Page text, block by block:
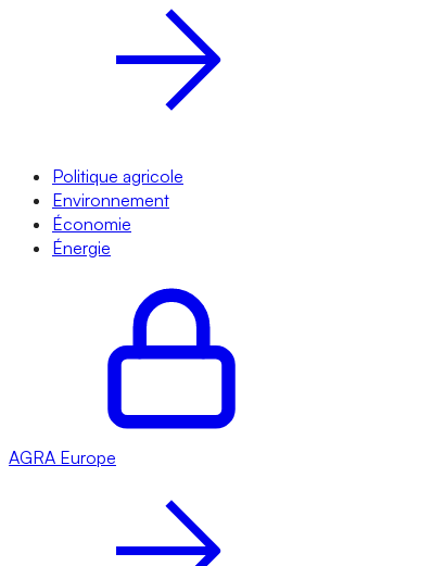
Politique agricole
Environnement
Économie
Énergie
AGRA Europe